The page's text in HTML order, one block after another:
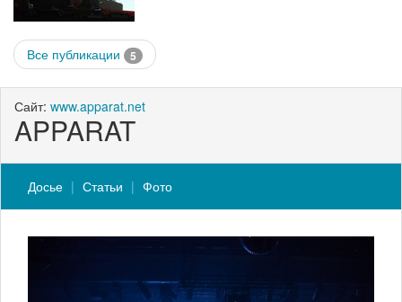
Все публикации 5
Сайт: www.apparat.net
APPARAT
Досье Статьи Фото